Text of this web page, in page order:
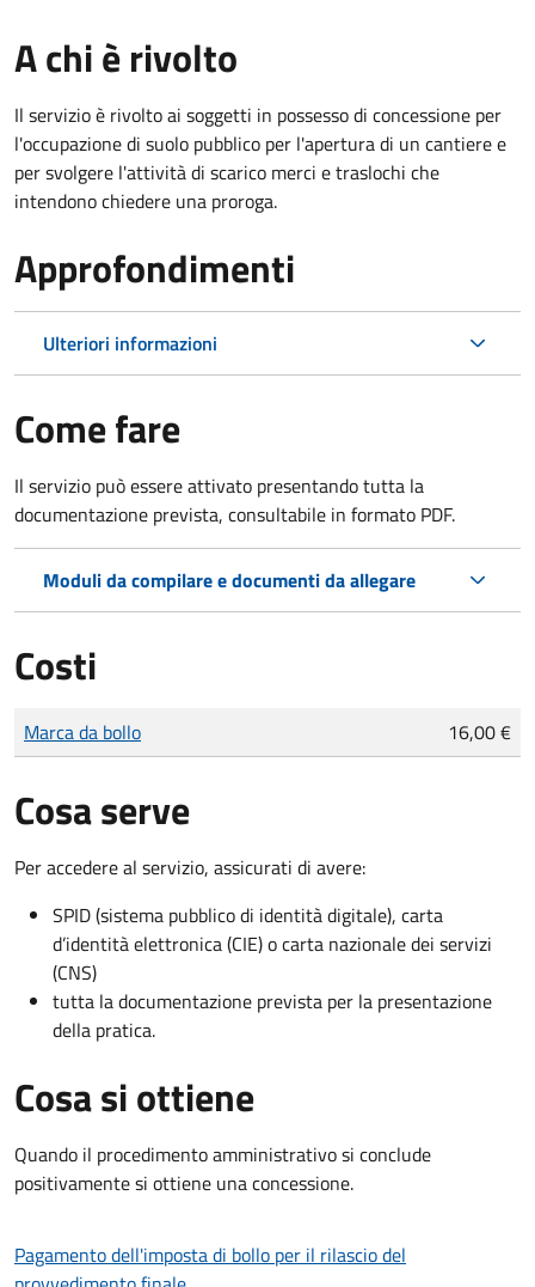
A chi è rivolto
Il servizio è rivolto ai soggetti in possesso di concessione per
l'occupazione di suolo pubblico per l'apertura di un cantiere e
per svolgere l'attività di scarico merci e traslochi che
intendono chiedere una proroga.
Approfondimenti
Ulteriori informazioni
Come fare
Il servizio può essere attivato presentando tutta la
documentazione prevista, consultabile in formato PDF.
Moduli da compilare e documenti da allegare
Costi
Tipo di pagamento
Importo
Marca da bollo 16,00 €
Cosa serve
Per accedere al servizio, assicurati di avere:
SPID (sistema pubblico di identità digitale), carta
d’identità elettronica (CIE) o carta nazionale dei servizi
(CNS)
tutta la documentazione prevista per la presentazione
della pratica.
Cosa si ottiene
Quando il procedimento amministrativo si conclude
positivamente si ottiene una concessione.
Pagamento dell'imposta di bollo per il rilascio del